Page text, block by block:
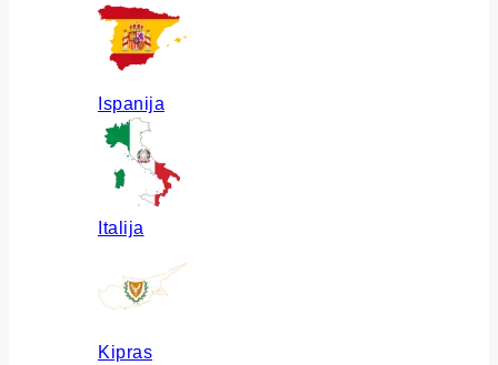
Ispanija
Italija
Kipras